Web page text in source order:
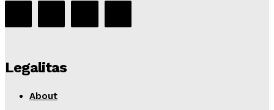
Legalitas
About